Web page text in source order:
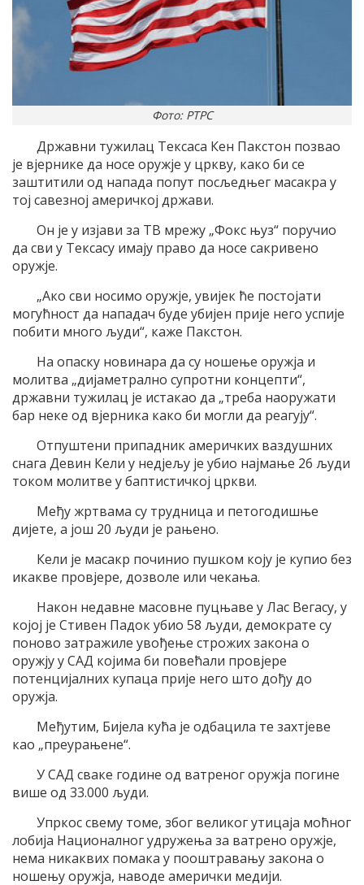
Фото: РТРС
Државни тужилац Тексаса Кен Пакстон позвао
је вјернике да носе оружје у цркву, како би се
заштитили од напада попут посљедњег масакра у
тој савезној америчкој држави.
Он је у изјави за ТВ мрежу „Фокс њуз“ поручио
да сви у Тексасу имају право да носе сакривено
оружје.
„Ако сви носимо оружје, увијек ће постојати
могућност да нападач буде убијен прије него успије
побити много људи“, каже Пакстон.
На опаску новинара да су ношење оружја и
молитва „дијаметрално супротни концепти“,
државни тужилац је истакао да „треба наоружати
бар неке од вјерника како би могли да реагују“.
Отпуштени припадник америчких ваздушних
снага Девин Кели у недјељу је убио најмање 26 људи
током молитве у баптистичкој цркви.
Међу жртвама су трудница и петогодишње
дијете, а још 20 људи је рањено.
Кели је масакр починио пушком коју је купио без
икакве провјере, дозволе или чекања.
Након недавне масовне пуцњаве у Лас Вегасу, у
којој је Стивен Падок убио 58 људи, демократе су
поново затражиле увођење строжих закона о
оружју у САД којима би повећали провјере
потенцијалних купаца прије него што дођу до
оружја.
Међутим, Бијела кућа је одбацила те захтјеве
као „преурањене“.
У САД сваке године од ватреног оружја погине
више од 33.000 људи.
Упркос свему томе, због великог утицаја моћног
лобија Националног удружења за ватрено оружје,
нема никаквих помака у пооштравању закона о
ношењу оружја, наводе амерички медији.